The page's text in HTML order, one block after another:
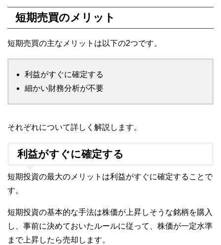
短期売買のメリット
短期売買の主なメリットは以下の2つです。
利益がすぐに確定する
細かい財務分析が不要
それぞれについて詳しく解説します。
利益がすぐに確定する
短期投資の最大のメリットは利益がすぐに確定することで
す。
短期投資の基本的な手法は株価が上昇しそうな銘柄を購入
し、事前に決めておいたルールに従って、株価が一定水準
まで上昇したら売却します。